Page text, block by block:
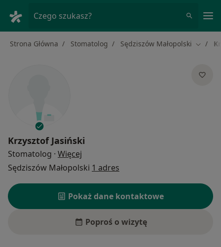
Czego szukasz?
Strona Główna Stomatolog Sędziszów Małopolski Zmień
Krzysztof Jasiński
Stomatolog · Więcej
Sędziszów Małopolski 1 adres
Pokaż dane kontaktowe
Poproś o wizytę